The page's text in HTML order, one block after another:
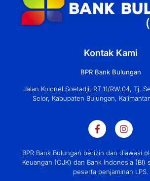
Kontak Kami
BPR Bank Bulungan
Jalan Kolonel Soetadji, RT.11/RW.04, Tj.
Selor, Kabupaten Bulungan,
BPR Bank Bulungan berizin dan diawasi
Keuangan (OJK) dan Bank Indonesia (BI)
peserta penjaminan LPS.